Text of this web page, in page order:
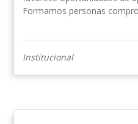
Formamos personas
Institucional